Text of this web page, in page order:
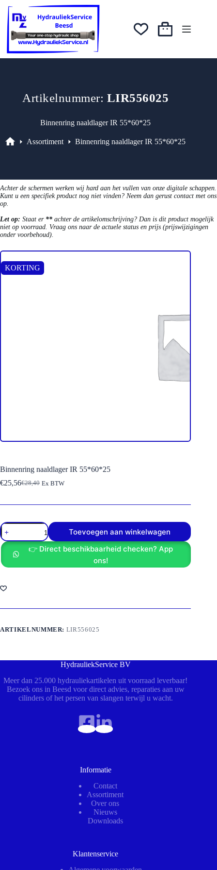
naar
inhoud
was:
€28,40.
€25,56.
Winkelwagen
Artikelnummer: LIR556025
Binnenring naaldlager IR 55*60*25
Assortiment Binnenring naaldlager IR 55*60*25
Achter de schermen werken wij hard aan het vullen van onze digitale schappen.
Kunt u een specifiek product nog niet vinden? Neem dan gerust contact met ons
op.
Let op: Staat er ** achter de artikelomschrijving? Dan is dit product mogelijk
niet op voorraad. Vraag ons naar de actuele status en prijs (prijswijzigingen
onder voorbehoud).
KORTING
Binnenring naaldlager IR 55*60*25
€28,40
Oorspronkelijke
was:
€25,56Huidige
is:
Ex BTW
Binnenring
naaldlager
IR
55*60*25
aantal
Toevoegen aan winkelwagen
👉 Direct beschikbaarheid checken? App
ons!
ARTIKELNUMMER: LIR556025
HydrauliekService BV
Meer dan 25.000 hydrauliekartikelen uit voorraad leverbaar!
Bezoek ons in Beesd voor direct advies, reparaties aan uw
cilinders of het persen van slangen terwijl u wacht.
Informatie
Contact
Assortiment
Over ons
Nieuws
Downloads
Klantenservice